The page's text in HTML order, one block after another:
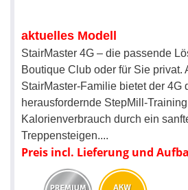
aktuelles Modell
StairMaster 4G – die passende
Boutique Club oder für Sie privat.
StairMaster-Familie bietet der 4G
herausfordernde StepMill-
Kalorienverbrauch durch ein
Treppensteigen....
Preis incl. Lieferung und